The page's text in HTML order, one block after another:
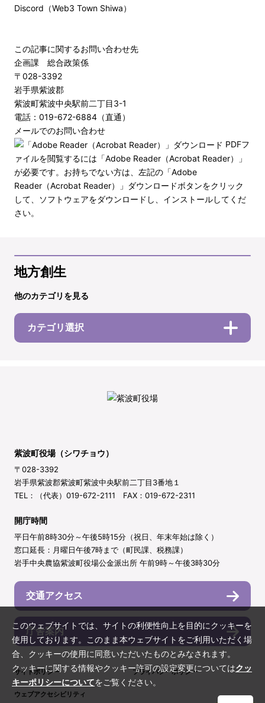
Discord（Web3 Town Shiwa）
この記事に関するお問い合わせ先
企画課 総合政策係
〒028-3392
岩手県紫波郡
紫波町紫波中央駅前二丁目3-1
電話：019-672-6884（直通）
メールでのお問い合わせ
PDFフ
ァイルを閲覧するには「Adobe Reader（Acrobat Reader）」
が必要です。お持ちでない方は、左記の「Adobe
Reader（Acrobat Reader）」ダウンロードボタンをクリック
して、ソフトウェアをダウンロードし、インストールしてくだ
さい。
地方創生
他のカテゴリを見る
カテゴリ選択
紫波町役場（シワチョウ）
〒028-3392
岩手県紫波郡紫波町紫波中央駅前二丁目3番地１
TEL：（代表）019-672-2111 FAX：019-672-2311
開庁時間
平日午前8時30分～午後5時15分（祝日、年末年始は除く）
窓口延長：月曜日午後7時まで（町民課、税務課）
岩手中央農協紫波町役場公金派出所 午前9時～午後3時30分
交通アクセス
庁舎案内
サイトポリシー プライバシーポリシー
ウェブアクセシビリティ
このウェブサイトでは、サイトの利便性向上を目的にクッキーを
使用しております。このまま本ウェブサイトをご利用いただく場
合、クッキーの使用に同意いただいたものとみなされます。
クッキーに関する情報やクッキー許可の設定変更についてはクッ
キーポリシーについてをご覧ください。